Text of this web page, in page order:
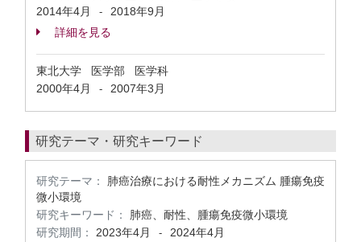
2014年4月
-
2018年9月
詳細を見る
東北大学 医学部 医学科
2000年4月
- 2007年3月
研究テーマ・研究キーワード
研究テーマ：
肺癌治療における耐性メカニズム 腫瘍免疫
微小環境
研究キーワード：
肺癌、耐性、腫瘍免疫微小環境
研究期間：
2023年4月 - 2024年4月